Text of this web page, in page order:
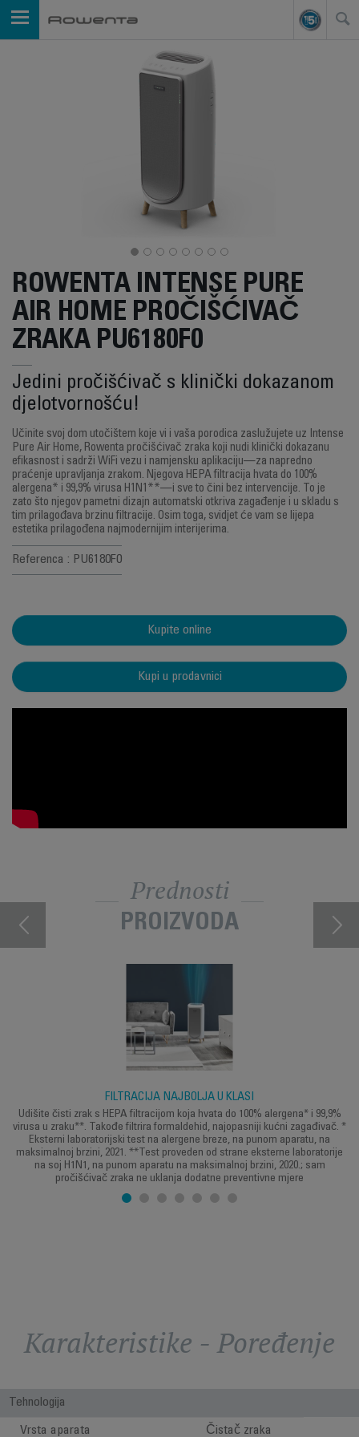
ROWENTA INTENSE PURE
AIR HOME PROČIŠĆIVAČ
ZRAKA PU6180F0
Jedini pročišćivač s klinički dokazanom
djelotvornošću!
Učinite svoj dom utočištem koje vi i vaša porodica zaslužujete uz Intense
Pure Air Home, Rowenta pročišćivač zraka koji nudi klinički dokazanu
efikasnost i sadrži WiFi vezu i namjensku aplikaciju—za napredno
praćenje upravljanja zrakom. Njegova HEPA filtracija hvata do 100%
alergena* i 99,9% virusa H1N1**—i sve to čini bez intervencije. To je
zato što njegov pametni dizajn automatski otkriva zagađenje i u skladu s
tim prilagođava brzinu filtracije. Osim toga, svidjet će vam se lijepa
estetika prilagođena najmodernijim interijerima.
Referenca : PU6180F0
Kupite online
Kupi u prodavnici
Prednosti
PROIZVODA
FILTRACIJA NAJBOLJA U KLASI
Udišite čisti zrak s HEPA filtracijom koja hvata do 100% alergena* i 99,9%
virusa u zraku**. Takođe filtrira formaldehid, najopasniji kućni zagađivač. *
Eksterni laboratorijski test na alergene breze, na punom aparatu, na
maksimalnoj brzini, 2021. **Test proveden od strane eksterne laboratorije
na soj H1N1, na punom aparatu na maksimalnoj brzini, 2020.; sam
pročišćivač zraka ne uklanja dodatne preventivne mjere
Karakteristike - Poređenje
Tehnologija
Vrsta aparata Čistač zraka